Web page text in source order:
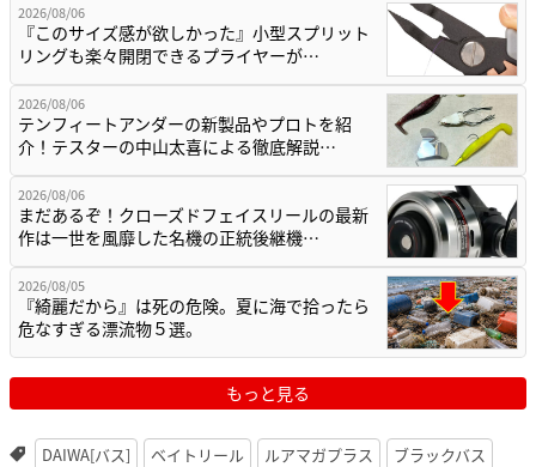
2026/08/06
『このサイズ感が欲しかった』小型スプリット
リングも楽々開閉できるプライヤーが…
2026/08/06
テンフィートアンダーの新製品やプロトを紹
介！テスターの中山太喜による徹底解説…
2026/08/06
まだあるぞ！クローズドフェイスリールの最新
作は一世を風靡した名機の正統後継機…
2026/08/05
『綺麗だから』は死の危険。夏に海で拾ったら
危なすぎる漂流物５選。
もっと見る
DAIWA[バス] ベイトリール ルアマガプラス
ブラックバス